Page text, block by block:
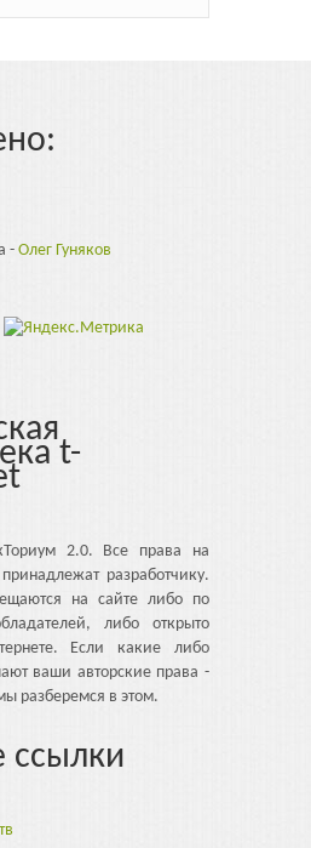
-Олег Гуняков
t-
2.0. Все права на
разработчику.
на сайте либо по
либо открыто
Если какие либо
ваши авторские права -
разберемся в этом.
ссылки